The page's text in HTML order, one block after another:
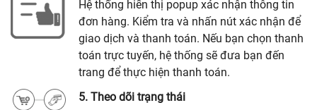
Hệ thống hiển thị popup xác nhận thông tin
đơn hàng. Kiểm tra và nhấn nút xác nhận để
giao dịch và thanh toán. Nếu bạn chọn thanh
toán trực tuyến, hệ thống sẽ đưa bạn đến
trang để thực hiện thanh toán.
5. Theo dõi trạng thái